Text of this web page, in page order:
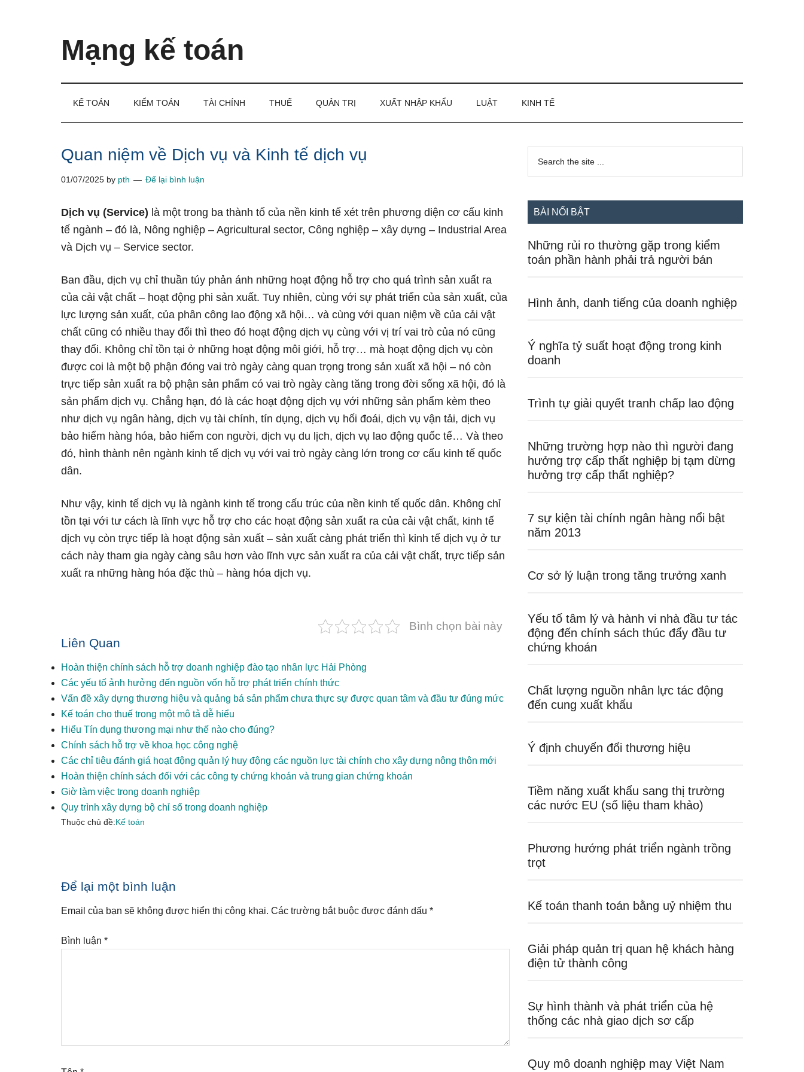
Mạng kế toán
làm
kế
toán
KẾ TOÁN KIỂM TOÁN TÀI CHÍNH THUẾ QUẢN TRỊ XUẤT NHẬP KHẨU LUẬT KINH TẾ
Quan niệm về Dịch vụ và Kinh tế dịch vụ
01/07/2025 by pth Để lại bình luận
Dịch vụ (Service) là một trong ba thành tố của nền kinh tế xét trên phương diện cơ cấu kinh
tế ngành – đó là, Nông nghiệp – Agricultural sector, Công nghiệp – xây dựng – Industrial Area
và Dịch vụ – Service sector.
Ban đầu, dịch vụ chỉ thuần túy phản ánh những hoạt động hỗ trợ cho quá trình sản xuất ra
của cải vật chất – hoạt động phi sản xuất. Tuy nhiên, cùng với sự phát triển của sản xuất, của
lực lượng sản xuất, của phân công lao động xã hội… và cùng với quan niệm về của cải vật
chất cũng có nhiều thay đổi thì theo đó hoạt động dịch vụ cùng với vị trí vai trò của nó cũng
thay đổi. Không chỉ tồn tại ở những hoạt động môi giới, hỗ trợ… mà hoạt động dịch vụ còn
được coi là một bộ phận đóng vai trò ngày càng quan trọng trong sản xuất xã hội – nó còn
trực tiếp sản xuất ra bộ phận sản phẩm có vai trò ngày càng tăng trong đời sống xã hội, đó là
sản phẩm dịch vụ. Chẳng hạn, đó là các hoạt động dịch vụ với những sản phẩm kèm theo
như dịch vụ ngân hàng, dịch vụ tài chính, tín dụng, dịch vụ hối đoái, dịch vụ vận tải, dịch vụ
bảo hiểm hàng hóa, bảo hiểm con người, dịch vụ du lịch, dịch vụ lao động quốc tế… Và theo
đó, hình thành nên ngành kinh tế dịch vụ với vai trò ngày càng lớn trong cơ cấu kinh tế quốc
dân.
Như vậy, kinh tế dịch vụ là ngành kinh tế trong cấu trúc của nền kinh tế quốc dân. Không chỉ
tồn tại với tư cách là lĩnh vực hỗ trợ cho các hoạt động sản xuất ra của cải vật chất, kinh tế
dịch vụ còn trực tiếp là hoạt động sản xuất – sản xuất càng phát triển thì kinh tế dịch vụ ở tư
cách này tham gia ngày càng sâu hơn vào lĩnh vực sản xuất ra của cải vật chất, trực tiếp sản
xuất ra những hàng hóa đặc thù – hàng hóa dịch vụ.
Bình chọn bài này
Liên Quan
Hoàn thiện chính sách hỗ trợ doanh nghiệp đào tạo nhân lực Hải Phòng
Các yếu tố ảnh hưởng đến nguồn vốn hỗ trợ phát triển chính thức
Vấn đề xây dựng thương hiệu và quảng bá sản phẩm chưa thực sự được quan tâm và đầu tư đúng mức
Kế toán cho thuế trong một mô tả dễ hiểu
Hiểu Tín dụng thương mại như thế nào cho đúng?
Chính sách hỗ trợ về khoa học công nghệ
Các chỉ tiêu đánh giá hoạt động quản lý huy động các nguồn lực tài chính cho xây dựng nông thôn mới
Hoàn thiện chính sách đối với các công ty chứng khoán và trung gian chứng khoán
Giờ làm việc trong doanh nghiệp
Quy trình xây dựng bộ chỉ số trong doanh nghiệp
Thuộc chủ đề:Kế toán
Reader
Interactions
Để lại một bình luận
Email của bạn sẽ không được hiển thị công khai. Các trường bắt buộc được đánh dấu *
Bình luận *
Sidebar
chính
...
BÀI NỔI BẬT
Những rủi ro thường gặp trong kiểm
toán phần hành phải trả người bán
Hình ảnh, danh tiếng của doanh nghiệp
Ý nghĩa tỷ suất hoạt động trong kinh
doanh
Trình tự giải quyết tranh chấp lao động
Những trường hợp nào thì người đang
hưởng trợ cấp thất nghiệp bị tạm dừng
hưởng trợ cấp thất nghiệp?
7 sự kiện tài chính ngân hàng nổi bật
năm 2013
Cơ sở lý luận trong tăng trưởng xanh
Yếu tố tâm lý và hành vi nhà đầu tư tác
động đến chính sách thúc đẩy đầu tư
chứng khoán
Chất lượng nguồn nhân lực tác động
đến cung xuất khẩu
Ý định chuyển đổi thương hiệu
Tiềm năng xuất khẩu sang thị trường
các nước EU (số liệu tham khảo)
Phương hướng phát triển ngành trồng
trọt
Kế toán thanh toán bằng uỷ nhiệm thu
Giải pháp quản trị quan hệ khách hàng
điện tử thành công
Sự hình thành và phát triển của hệ
thống các nhà giao dịch sơ cấp
Quy mô doanh nghiệp may Việt Nam